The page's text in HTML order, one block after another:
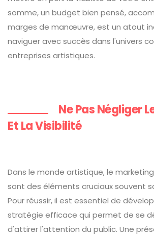
somme, un budget bien pensé,
marges de manœuvre, est un atout
naviguer avec succès dans l'univers
entreprises artistiques.
Ne Pas Négliger
Et La Visibilité
Dans le monde artistique, le
sont des éléments cruciaux souvent
Pour réussir, il est essentiel de
stratégie efficace qui permet de se
d'attirer l'attention du public. Une